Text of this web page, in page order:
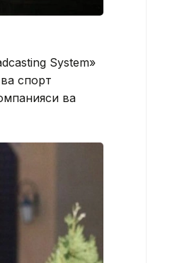
System»
спорт
ва